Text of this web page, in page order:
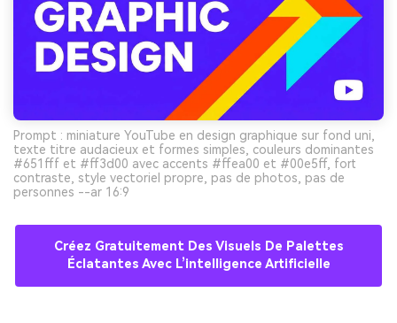
Prompt : miniature YouTube en design graphique sur fond uni,
texte titre audacieux et formes simples, couleurs dominantes
#651fff et #ff3d00 avec accents #ffea00 et #00e5ff, fort
contraste, style vectoriel propre, pas de photos, pas de
personnes --ar 16:9
Créez Gratuitement Des Visuels De Palettes
Éclatantes Avec L’intelligence Artificielle